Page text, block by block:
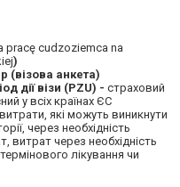
pracę cudzoziemca na
)
(візова анкета)
дії візи (PZU) - страховий
у всіх країнах ЄС
які можуть виникнути
через необхідність
витрат через необхідність
лікування чи